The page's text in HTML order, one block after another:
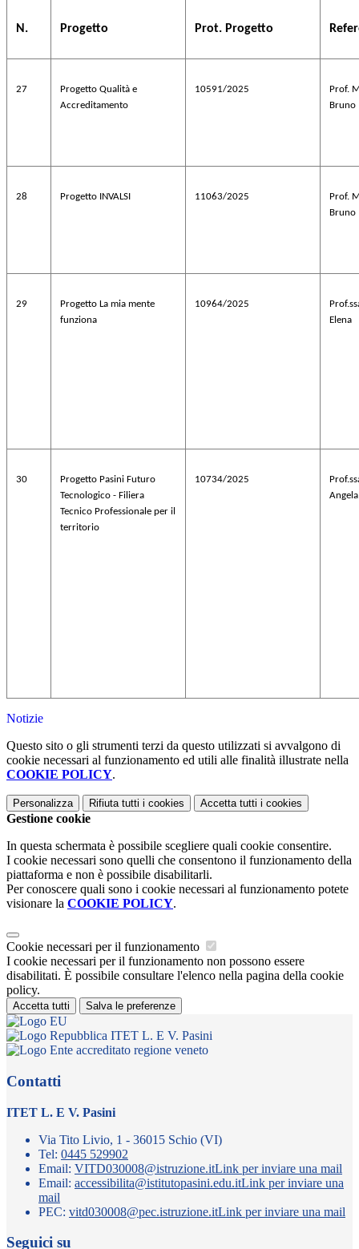
N. Progetto Prot. Progetto
27
Progetto Qualità e
Accreditamento
10591/2025
Prof.
Bruno
28 Progetto INVALSI 11063/2025
Prof.
Bruno
29
Progetto La mia mente
funziona
10964/2025
Elena
30
Progetto Pasini Futuro
Tecnologico - Filiera
Tecnico Professionale per il
territorio
10734/2025
Angela
Notizie
Questo sito o gli strumenti terzi da questo utilizzati si avvalgono di
cookie necessari al funzionamento ed utili alle finalità illustrate nella
COOKIE POLICY.
Personalizza Rifiuta tutti i cookies Accetta tutti i cookies
Gestione cookie
In questa schermata è possibile scegliere quali cookie consentire.
I cookie necessari sono quelli che consentono il funzionamento della
piattaforma e non è possibile disabilitarli.
Per conoscere quali sono i cookie necessari al funzionamento potete
visionare la COOKIE POLICY.
Cookie necessari per il funzionamento
I cookie necessari per il funzionamento non possono essere
disabilitati. È possibile consultare l'elenco nella pagina della cookie
policy.
Accetta tutti Salva le preferenze
ITET L. E V. Pasini
Contatti
ITET L. E V. Pasini
Via Tito Livio, 1 - 36015 Schio (VI)
Tel: 0445 529902
Email: VITD030008@istruzione.itLink per inviare una mail
Email: accessibilita@istitutopasini.edu.itLink per inviare una
mail
PEC: vitd030008@pec.istruzione.itLink per inviare una mail
Seguici su